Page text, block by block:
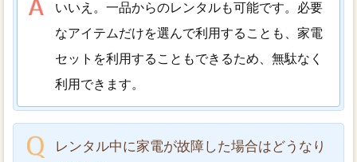
いいえ。一品からのレンタルも可能です。必要
なアイテムだけを選んで利用することも、家電
セットを利用することもできるため、無駄なく
利用できます。
レンタル中に家電が故障した場合はどうなり